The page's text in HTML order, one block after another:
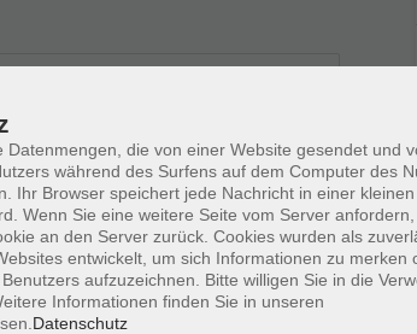
VHS-
Wissenswerkstatt;
Hauptstr. 12;
Kirchhatten;
Seminarraum 3
VHS-
Datenmengen, die von einer Website gesendet und
während des Surfens auf dem Computer des
Ihr Browser speichert jede Nachricht in einer
Wenn Sie eine weitere Seite vom Server
an den Server zurück. Cookies wurden als
entwickelt, um sich Informationen zu merken
aufzuzeichnen. Bitte willigen Sie in die
Informationen finden Sie in unseren
Datenschutz